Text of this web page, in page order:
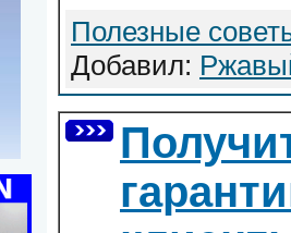
Полезные
Добавил: